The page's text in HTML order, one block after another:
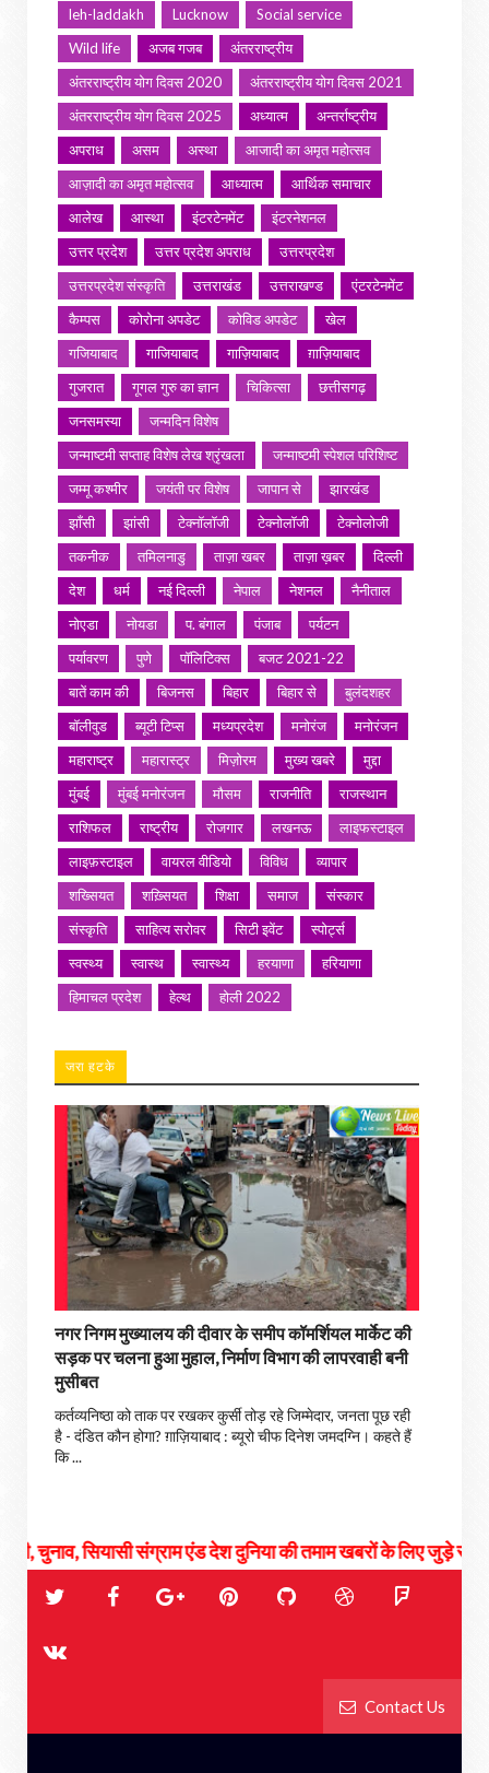
leh-laddakh
Lucknow
Social service
Wild life
अजब गजब
अंतरराष्ट्रीय
अंतरराष्ट्रीय योग दिवस 2020
अंतरराष्ट्रीय योग दिवस 2021
अंतरराष्ट्रीय योग दिवस 2025
अध्यात्म
अन्तर्राष्ट्रीय
अपराध
असम अस्था
आजादी का अमृत महोत्सव
आज़ादी का अमृत महोत्सव
आध्यात्म
आर्थिक समाचार
आलेख
आस्था इंटरटेनमेंट
इंटरनेशनल
उत्तर प्रदेश
उत्तर प्रदेश अपराध
उत्तरप्रदेश
उत्तरप्रदेश संस्कृति
उत्तराखंड उत्तराखण्ड
एंटरटेनमेंट
कैम्पस
कोरोना अपडेट कोविड अपडेट
खेल
गजियाबाद
गाजियाबाद गाज़ियाबाद
ग़ाज़ियाबाद
गुजरात
गूगल गुरु का ज्ञान चिकित्सा
छत्तीसगढ़
जनसमस्या
जन्मदिन विशेष
जन्माष्टमी सप्ताह विशेष लेख श्रृंखला
जन्माष्टमी स्पेशल परिशिष्ट
जम्मू कश्मीर
जयंती पर विशेष जापान से
झारखंड
झाँसी
झांसी टेक्नॉलॉजी टेक्नोलॉजी
टेक्नोलोजी
तकनीक
तमिलनाडु ताज़ा खबर ताज़ा ख़बर
दिल्ली
देश
धर्म नई दिल्ली नेपाल नेशनल
नैनीताल
नोएडा
नोयडा प. बंगाल पंजाब
पर्यटन
पर्यावरण
पुणे पॉलिटिक्स
बजट 2021-22
बातें काम की
बिजनस बिहार बिहार से
बुलंदशहर
बॉलीवुड
ब्यूटी टिप्स मध्यप्रदेश मनोरंज
मनोरंजन
महाराष्ट्र
महारास्ट्र मिज़ोरम मुख्य खबरे
मुद्दा
मुंबई
मुंबई मनोरंजन मौसम राजनीति
राजस्थान
राशिफल
राष्ट्रीय रोजगार लखनऊ
लाइफस्टाइल
लाइफ़स्टाइल
वायरल वीडियो विविध
व्यापार
शख्सियत
शख़्सियत शिक्षा समाज
संस्कार
संस्कृति
साहित्य सरोवर सिटी इवेंट
स्पोर्ट्स
स्वस्थ्य
स्वास्थ स्वास्थ्य हरयाणा
हरियाणा
हिमाचल प्रदेश
हेल्थ होली 2022
जरा हटके
नगर निगम मुख्यालय की दीवार के समीप कॉमर्शियल मार्केट की
सड़क पर चलना हुआ मुहाल, निर्माण विभाग की लापरवाही बनी
मुसीबत
कर्तव्यनिष्ठा को ताक पर रखकर कुर्सी तोड़ रहे जिम्मेदार, जनता पूछ रही
है - दंडित कौन होगा? ग़ाज़ियाबाद : ब्यूरो चीफ दिनेश जमदग्नि। कहते हैं
कि ...
संग्राम एंड देश दुनिया की तमाम खबरों के लिए जुड़े रहिये हमसे...
Contact Us